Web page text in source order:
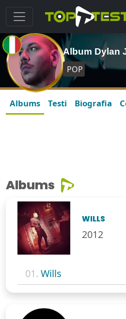
Album Dylan
POP
Albums Testi Biografia
Albums
WILLS
2012
01. Wills